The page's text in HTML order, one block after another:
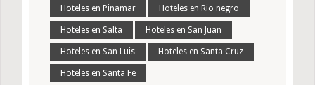
Hoteles en Pinamar Hoteles en Rio negro
Hoteles en Salta Hoteles en San Juan
Hoteles en San Luis Hoteles en Santa Cruz
Hoteles en Santa Fe